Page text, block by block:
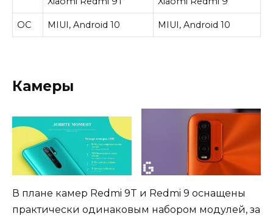
ОС MIUI, Android 10 MIUI, Android 10
Камеры
В плане камер Redmi 9T и Redmi 9 оснащены
практически одинаковым набором модулей, за